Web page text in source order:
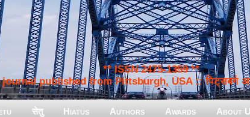
** ISSN 2475-1359 **
published from Pittsburgh, USA :: पिट्सबर्ग
सेतु Hiatus Authors Awards About